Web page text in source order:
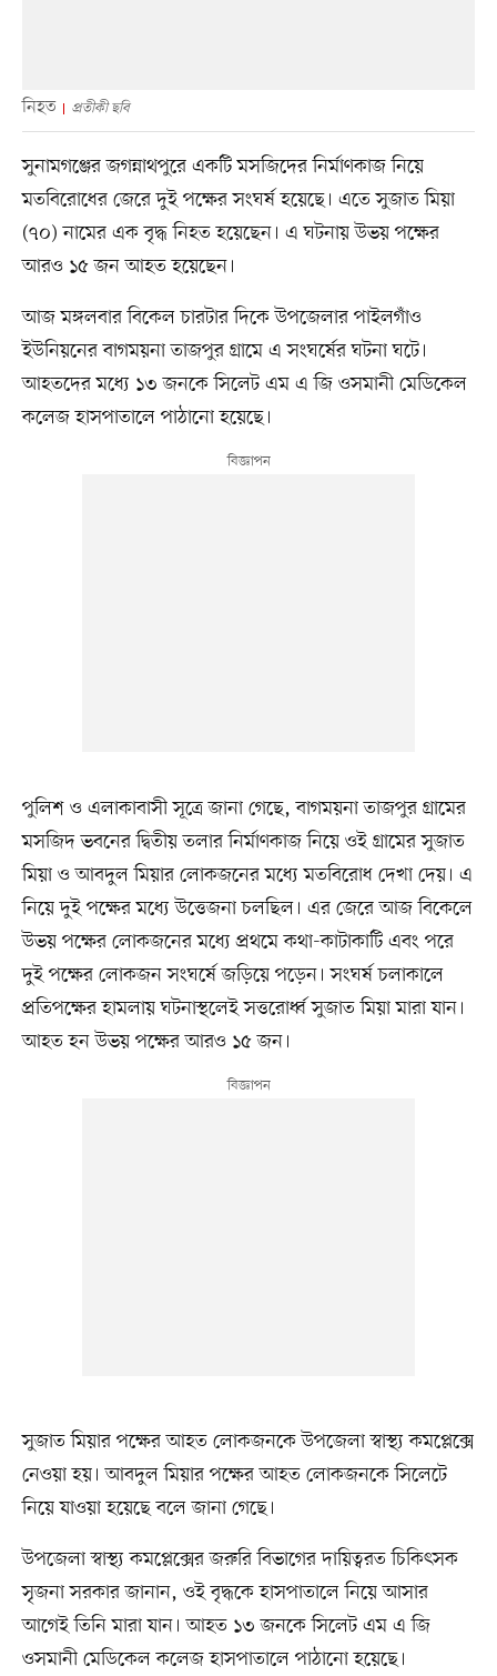
নিহত প্রতীকী ছবি
সুনামগঞ্জের জগন্নাথপুরে একটি মসজিদের নির্মাণকাজ নিয়ে
মতবিরোধের জেরে দুই পক্ষের সংঘর্ষ হয়েছে। এতে সুজাত মিয়া
(৭০) নামের এক বৃদ্ধ নিহত হয়েছেন। এ ঘটনায় উভয় পক্ষের
আরও ১৫ জন আহত হয়েছেন।
আজ মঙ্গলবার বিকেল চারটার দিকে উপজেলার পাইলগাঁও
ইউনিয়নের বাগময়না তাজপুর গ্রামে এ সংঘর্ষের ঘটনা ঘটে।
আহতদের মধ্যে ১৩ জনকে সিলেট এম এ জি ওসমানী মেডিকেল
কলেজ হাসপাতালে পাঠানো হয়েছে।
পুলিশ ও এলাকাবাসী সূত্রে জানা গেছে, বাগময়না তাজপুর গ্রামের
মসজিদ ভবনের দ্বিতীয় তলার নির্মাণকাজ নিয়ে ওই গ্রামের সুজাত
মিয়া ও আবদুল মিয়ার লোকজনের মধ্যে মতবিরোধ দেখা দেয়। এ
নিয়ে দুই পক্ষের মধ্যে উত্তেজনা চলছিল। এর জেরে আজ বিকেলে
উভয় পক্ষের লোকজনের মধ্যে প্রথমে কথা-কাটাকাটি এবং পরে
দুই পক্ষের লোকজন সংঘর্ষে জড়িয়ে পড়েন। সংঘর্ষ চলাকালে
প্রতিপক্ষের হামলায় ঘটনাস্থলেই সত্তরোর্ধ্ব সুজাত মিয়া মারা যান।
আহত হন উভয় পক্ষের আরও ১৫ জন।
সুজাত মিয়ার পক্ষের আহত লোকজনকে উপজেলা স্বাস্থ্য কমপ্লেক্সে
নেওয়া হয়। আবদুল মিয়ার পক্ষের আহত লোকজনকে সিলেটে
নিয়ে যাওয়া হয়েছে বলে জানা গেছে।
উপজেলা স্বাস্থ্য কমপ্লেক্সের জরুরি বিভাগের দায়িত্বরত চিকিৎসক
সৃজনা সরকার জানান, ওই বৃদ্ধকে হাসপাতালে নিয়ে আসার
আগেই তিনি মারা যান। আহত ১৩ জনকে সিলেট এম এ জি
ওসমানী মেডিকেল কলেজ হাসপাতালে পাঠানো হয়েছে।